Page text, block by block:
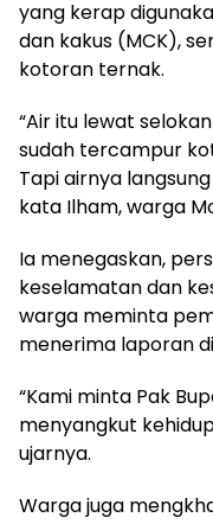
yang kerap
dan kakus (MCK),
kotoran ternak.
“Air itu lewat
sudah tercampur
Tapi airnya
kata Ilham, warga
Ia menegaskan,
keselamatan dan
warga meminta
menerima laporan
“Kami minta Pak
menyangkut
ujarnya.
Warga juga